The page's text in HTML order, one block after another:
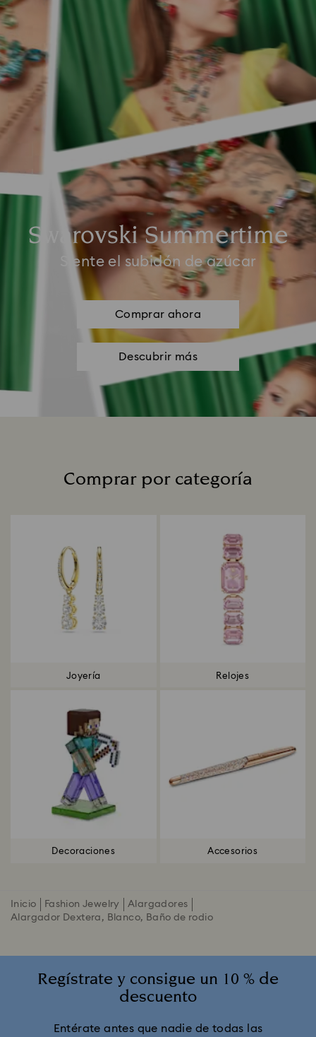
Swarovski Summertime
Siente el subidón de azúcar
Comprar ahora
Descubrir más
Comprar por categoría
Joyería Relojes
Decoraciones Accesorios
Inicio Fashion Jewelry
Alargadores
Alargador Dextera, Blanco, Baño de rodio
Regístrate y consigue un 10 % de
descuento
Entérate antes que nadie de todas las